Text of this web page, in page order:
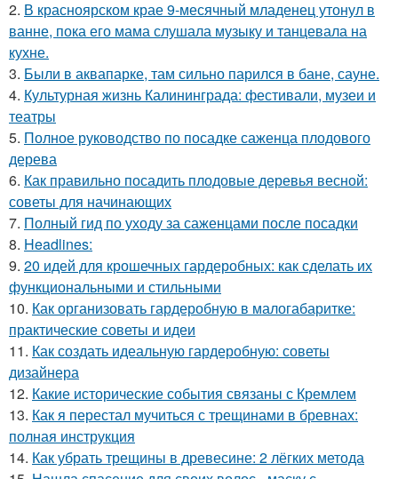
2. В красноярском крае 9-месячный младенец утонул в
ванне, пока его мама слушала музыку и танцевала на
кухне.
3. Были в аквапарке, там сильно парился в бане, сауне.
4. Культурная жизнь Калининграда: фестивали, музеи и
театры
5. Полное руководство по посадке саженца плодового
дерева
6. Как правильно посадить плодовые деревья весной:
советы для начинающих
7. Полный гид по уходу за саженцами после посадки
8. Headlines:
9. 20 идей для крошечных гардеробных: как сделать их
функциональными и стильными
10. Как организовать гардеробную в малогабаритке:
практические советы и идеи
11. Как создать идеальную гардеробную: советы
дизайнера
12. Какие исторические события связаны с Кремлем
13. Как я перестал мучиться с трещинами в бревнах:
полная инструкция
14. Как убрать трещины в древесине: 2 лёгких метода